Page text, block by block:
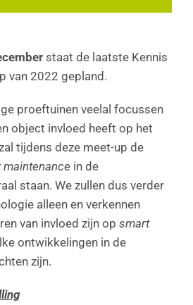
staat de laatste Kennis
van 2022 gepland.
proeftuinen veelal focussen
object invloed heeft op het
tijdens deze meet-up de
in de
staan. We zullen dus verder
alleen en verkennen
van invloed zijn op smart
ontwikkelingen in de
zijn.